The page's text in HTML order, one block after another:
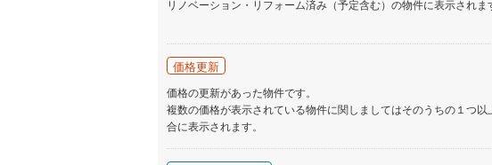
リノベーション・リフォーム済み（予定含む）の物件に表示されま
価格更新
価格の更新があった物件です。
複数の価格が表示されている物件に関しましてはそのうちの１つ
合に表示されます。